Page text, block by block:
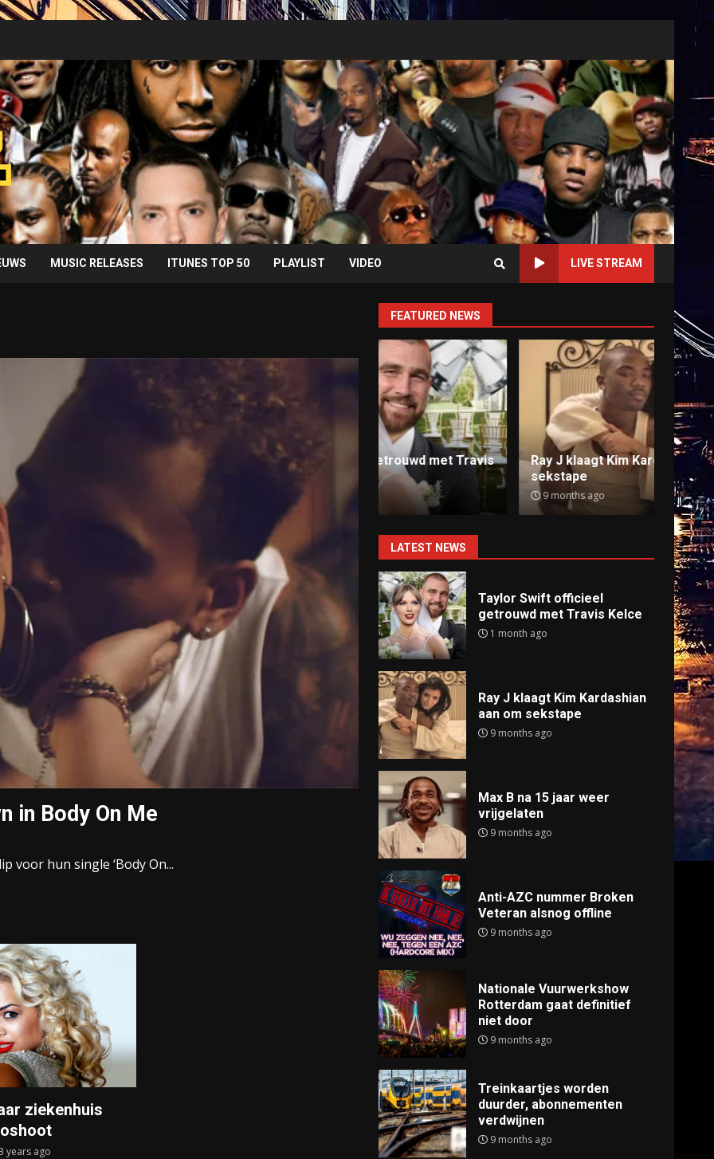
MUSIC RELEASES ITUNES TOP 50 PLAYLIST VIDEO LIVE STREAM
in Body On Me
voor hun single ‘Body On...
ziekenhuis
years ago
FEATURED NEWS
Taylor Swift officieel getrouwd met Travis
Ray J klaagt Kim Kardashian aan om
sekstape
9 months ago
Anti-
9
LATEST NEWS
Taylor Swift officieel
getrouwd met Travis Kelce
1 month ago
Ray J klaagt Kim Kardashian
aan om sekstape
9 months ago
Max B na 15 jaar weer
vrijgelaten
9 months ago
Anti-AZC nummer Broken
Veteran alsnog offline
9 months ago
Nationale Vuurwerkshow
Rotterdam gaat definitief
niet door
9 months ago
Treinkaartjes worden
duurder, abonnementen
verdwijnen
9 months ago